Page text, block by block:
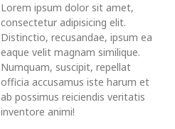
Lorem ipsum dolor sit amet,
consectetur adipisicing elit.
Distinctio, recusandae, ipsum ea
eaque velit magnam similique.
Numquam, suscipit, repellat
officia accusamus iste harum et
ab possimus reiciendis veritatis
inventore animi!